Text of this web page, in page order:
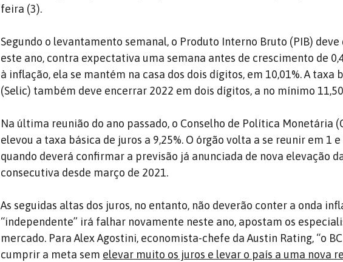
feira (3).
Segundo o levantamento semanal, o Produto Interno Bruto (PIB) deve
este ano, contra expectativa uma semana antes de crescimento de
à inflação, ela se mantém na casa dos dois dígitos, em 10,01%. A taxa
(Selic) também deve encerrar 2022 em dois dígitos, a no mínimo
Na última reunião do ano passado, o Conselho de Política Monetária
elevou a taxa básica de juros a 9,25%. O órgão volta a se reunir em 1
quando deverá confirmar a previsão já anunciada de nova elevação
consecutiva desde março de 2021.
As seguidas altas dos juros, no entanto, não deverão conter a onda
“independente” irá falhar novamente neste ano, apostam os
mercado. Para Alex Agostini, economista-chefe da Austin Rating, “o
cumprir a meta sem elevar muito os juros e levar o país a uma nova